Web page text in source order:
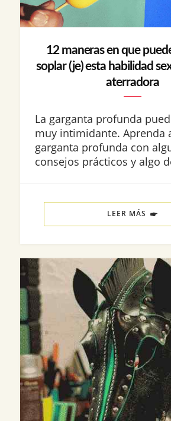
12 maneras en que
soplar (je) esta habilidad
aterradora
La garganta profunda
muy intimidante. Aprenda
garganta profunda con
consejos prácticos y algo
LEER MÁS